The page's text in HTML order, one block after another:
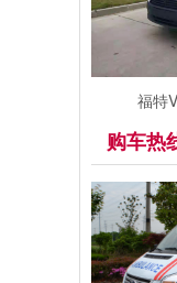
福特
购车热